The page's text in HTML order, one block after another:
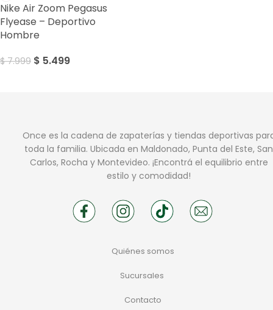
Nike Air Zoom Pegasus
Flyease – Deportivo
Hombre
$7.999 $ 5.499
Once es la cadena de zapaterías y tiendas deportivas
toda la familia. Ubicada en Maldonado, Punta del Este, San
Carlos, Rocha y Montevideo. ¡Encontrá el equilibrio entre
estilo y comodidad!
Quiénes somos
Sucursales
Contacto